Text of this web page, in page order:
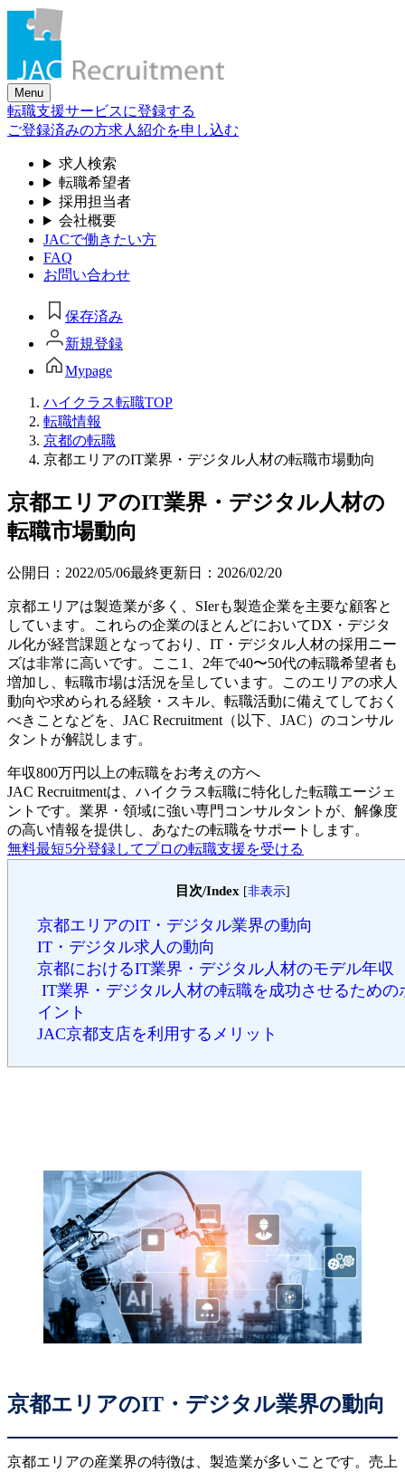
Skip
content
Menu
転職支援サービスに登録する
ご登録済みの方求人紹介を申し込む
求人検索
転職希望者
採用担当者
会社概要
JACで働きたい方
FAQ
お問い合わせ
保存済み
新規登録
Mypage
ハイクラス転職TOP
転職情報
京都の転職
京都エリアのIT業界・デジタル人材の転職市場動向
京都エリアのIT業界・デジタル人材の
転職市場動向
公開日： 2022/05/06最終更新日： 2026/02/20
京都エリアは製造業が多く、SIerも製造企業を主要な顧客と
しています。これらの企業のほとんどにおいてDX・デジタ
ル化が経営課題となっており、IT・デジタル人材の採用ニー
ズは非常に高いです。ここ1、2年で40〜50代の転職希望者も
増加し、転職市場は活況を呈しています。このエリアの求人
動向や求められる経験・スキル、転職活動に備えてしておく
べきことなどを、JAC Recruitment（以下、JAC）のコンサル
タントが解説します。
年収800万円以上の転職をお考えの方へ
JAC Recruitmentは、ハイクラス転職に特化した転職エージェ
ントです。 業界・領域に強い専門コンサルタントが、解像度
の高い情報を提供し、あなたの転職をサポートします。
無料最短5分登録してプロの転職支援を受ける
目次/Index [非表示]
京都エリアのIT・デジタル業界の動向
IT・デジタル求人の動向
京都におけるIT業界・デジタル人材のモデル年収
IT業界・デジタル人材の転職を成功させるための
イント
JAC京都支店を利用するメリット
京都エリアのIT・デジタル業界の動向
京都エリアの産業界の特徴は、製造業が多いことです。売上